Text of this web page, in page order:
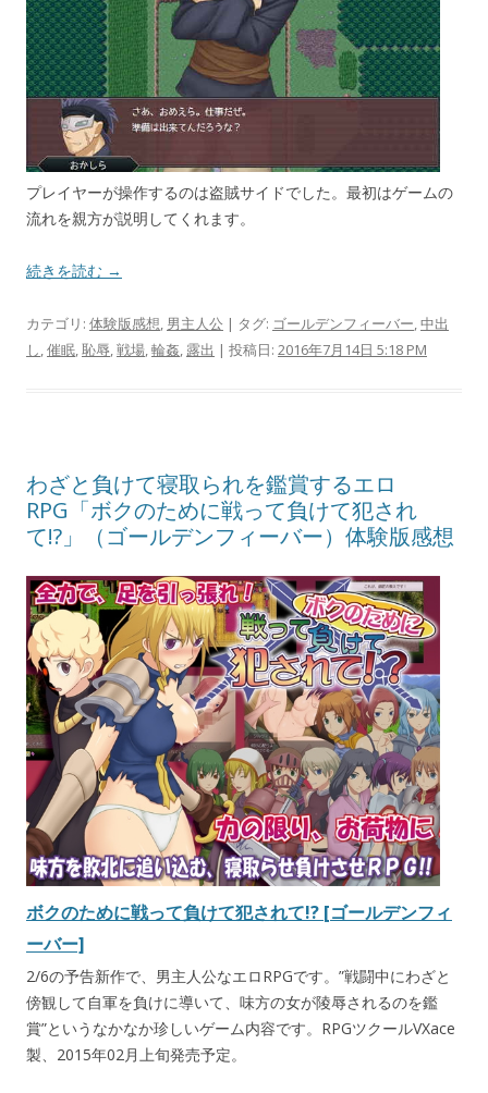
プレイヤーが操作するのは盗賊サイドでした。最初はゲームの
流れを親方が説明してくれます。
続きを読む →
カテゴリ: 体験版感想, 男主人公 | タグ: ゴールデンフィーバー,中出
し,催眠,恥辱,戦場,輪姦, 露出 | 投稿日: 2016年7月14日 5:18 PM
わざと負けて寝取られを鑑賞するエロ
RPG「ボクのために戦って負けて犯され
て!?」（ゴールデンフィーバー）体験版感想
ボクのために戦って負けて犯されて!? [ゴールデンフィ
ーバー]
2/6の予告新作で、男主人公なエロRPGです。”戦闘中にわざと
傍観して自軍を負けに導いて、味方の女が陵辱されるのを鑑
賞”というなかなか珍しいゲーム内容です。RPGツクールVXace
製、2015年02月上旬発売予定。